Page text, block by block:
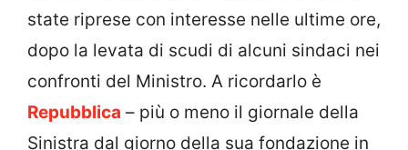
state riprese con interesse nelle ultime ore,
dopo la levata di scudi di alcuni sindaci nei
confronti del Ministro. A ricordarlo è
Repubblica – più o meno il giornale della
Sinistra dal giorno della sua fondazione in